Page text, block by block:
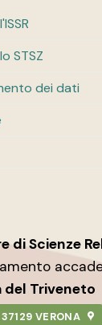
STSZ
dei dati
di Scienze
del Triveneto
VERONA